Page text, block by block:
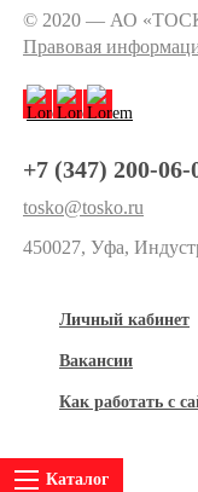
© 2020 — АО
Правовая
+7 (347) 200-06-
tosko@tosko.ru
450027, Уфа,
Личный кабинет
Вакансии
Как работать с
Каталог